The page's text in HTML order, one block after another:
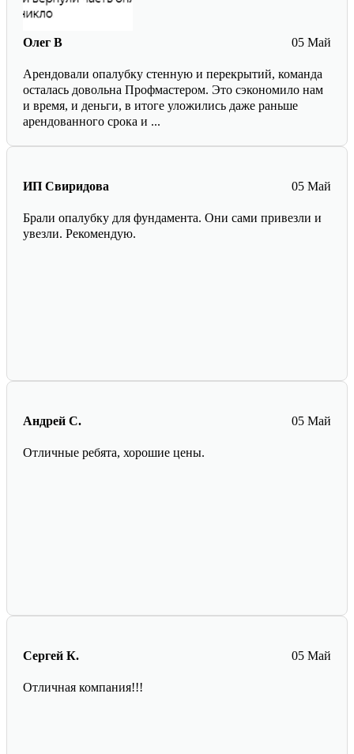
05 Май
Олег В
Арендовали опалубку стенную и перекрытий, команда
осталась довольна Профмастером. Это сэкономило нам
и время, и деньги, в итоге уложились даже раньше
арендованного срока и ...
05 Май
ИП Свиридова
Брали опалубку для фундамента. Они сами привезли и
увезли. Рекомендую.
05 Май
Андрей С.
Отличные ребята, хорошие цены.
05 Май
Сергей К.
Отличная компания!!!